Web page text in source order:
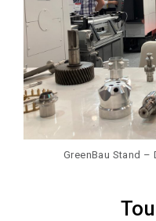
GreenBau Stand –